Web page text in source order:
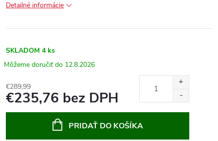
Detailné informácie
SKLADOM 4 ks
12.8.2026
€289,99
€235,76 bez DPH
PRIDAŤ DO KOŠÍKA